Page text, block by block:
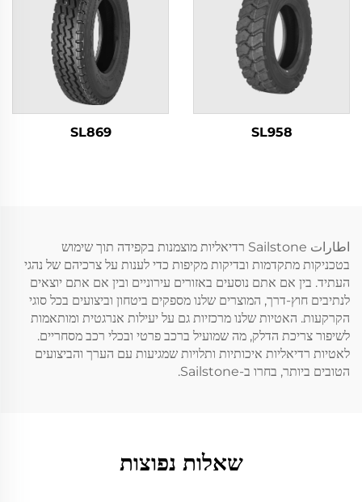
SL958
SL869
اطارات Sailstone רדיאליות מוצמנות בקפידה תוך שימוש
בטכניקות מתקדמות ובדיקות מקיפות כדי לענות על צרכיהם של נהגי
העתיד. בין אם אתם נוסעים באזורים עירוניים ובין אם אתם יוצאים
לנתיבים חוץ-דרך, המוצרים שלנו מספקים ביטחון וביצועים בכל סוגי
הקרקעות. האטיות שלנו מרכזיות גם על יעילות אנרגטית ומותאמות
לשיפור צריכת הדלק, מה שמועיל ברכב פרטי ובכלי רכב מסחריים.
לאטיות רדיאליות איכותיות ותלויות שמגיעות עם הערך והביצועים
הטובים ביותר, בחרו ב-Sailstone.
שאלות נפוצות